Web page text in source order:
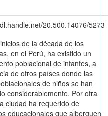
20.500.14076/5273
de la década de los
en el Perú, ha existido un
poblacional de infantes, a
de otros países donde las
de niños se han
considerablemente. Por otra
ciudad ha requerido de
educacionales que alberguen